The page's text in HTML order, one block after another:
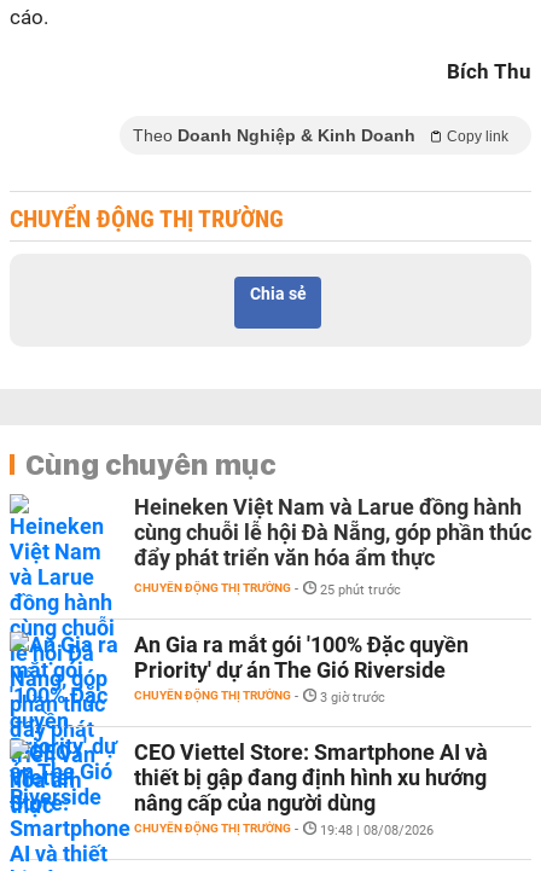
cáo.
Bích Thu
Theo Doanh Nghiệp & Kinh Doanh Copy link
CHUYỂN ĐỘNG THỊ TRƯỜNG
Chia sẻ
Cùng chuyên mục
Heineken Việt Nam và Larue đồng hành
cùng chuỗi lễ hội Đà Nẵng, góp phần thúc
đẩy phát triển văn hóa ẩm thực
CHUYỂN ĐỘNG THỊ TRƯỜNG - 25 phút trước
An Gia ra mắt gói '100% Đặc quyền
Priority' dự án The Gió Riverside
CHUYỂN ĐỘNG THỊ TRƯỜNG - 3 giờ trước
CEO Viettel Store: Smartphone AI và
thiết bị gập đang định hình xu hướng
nâng cấp của người dùng
CHUYỂN ĐỘNG THỊ TRƯỜNG - 19:48 | 08/08/2026